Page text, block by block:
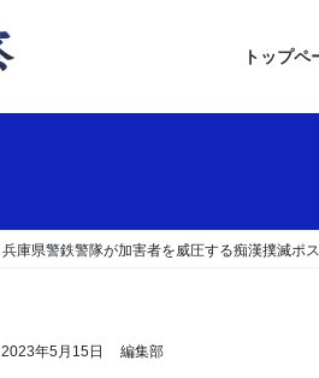
トップペ
兵庫県警鉄警隊が加害者を威圧する痴漢撲滅ポ
2023年5月15日 編集部